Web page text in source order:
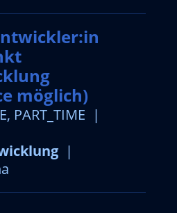
möglich)
PART_TIME |
|